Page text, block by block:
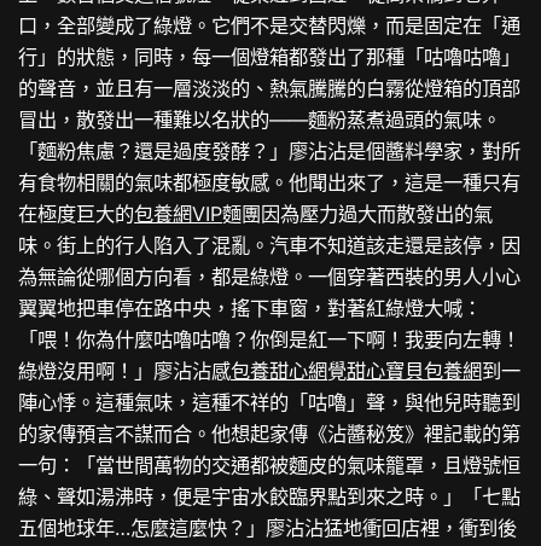
口，全部變成了綠燈。它們不是交替閃爍，而是固定在「通
行」的狀態，同時，每一個燈箱都發出了那種「咕嚕咕嚕」
的聲音，並且有一層淡淡的、熱氣騰騰的白霧從燈箱的頂部
冒出，散發出一種難以名狀的——麵粉蒸煮過頭的氣味。
「麵粉焦慮？還是過度發酵？」廖沾沾是個醬料學家，對所
有食物相關的氣味都極度敏感。他聞出來了，這是一種只有
在極度巨大的包養網VIP麵團因為壓力過大而散發出的氣
味。街上的行人陷入了混亂。汽車不知道該走還是該停，因
為無論從哪個方向看，都是綠燈。一個穿著西裝的男人小心
翼翼地把車停在路中央，搖下車窗，對著紅綠燈大喊：
「喂！你為什麼咕嚕咕嚕？你倒是紅一下啊！我要向左轉！
綠燈沒用啊！」廖沾沾感包養甜心網覺甜心寶貝包養網到一
陣心悸。這種氣味，這種不祥的「咕嚕」聲，與他兒時聽到
的家傳預言不謀而合。他想起家傳《沾醬秘笈》裡記載的第
一句：「當世間萬物的交通都被麵皮的氣味籠罩，且燈號恒
綠、聲如湯沸時，便是宇宙水餃臨界點到來之時。」「七點
五個地球年…怎麼這麼快？」廖沾沾猛地衝回店裡，衝到後